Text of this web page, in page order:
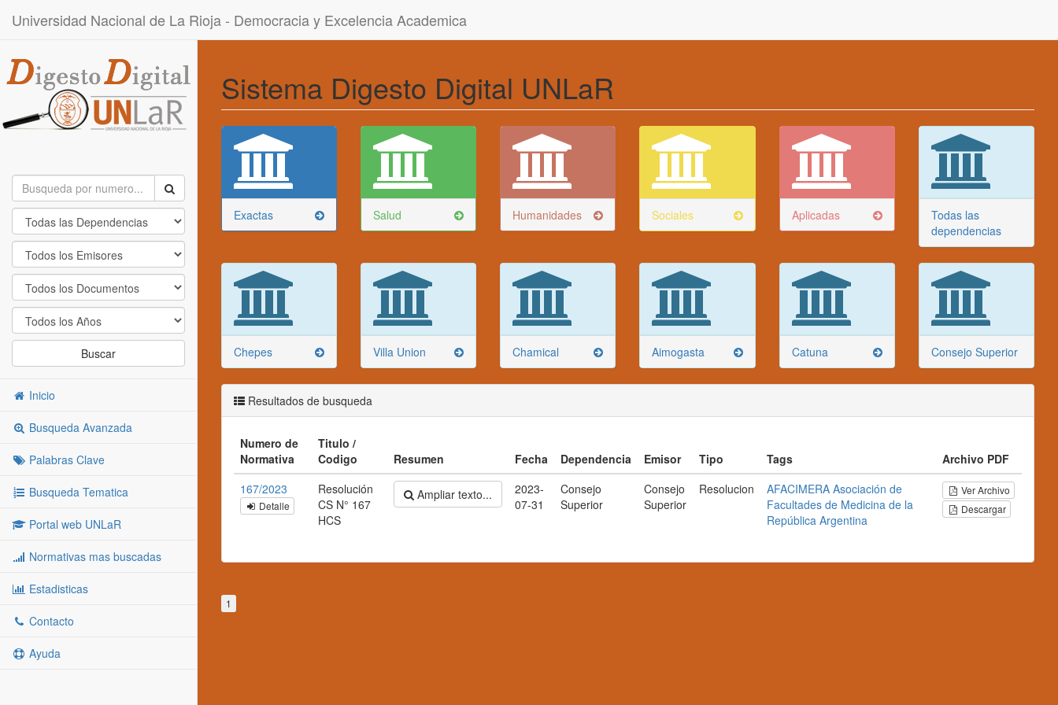
Universidad Nacional de La Rioja - Democracia y Excelencia Academica
Buscar
Inicio
Busqueda Avanzada
Palabras Clave
Busqueda Tematica
Portal web UNLaR
Normativas mas buscadas
Estadisticas
Contacto
Ayuda
Sistema Digesto Digital UNLaR
Exactas Salud Humanidades Sociales Aplicadas
Todas las
dependencias
Chepes Villa Union Chamical Aimogasta Catuna Consejo Superior
Resultados de busqueda
Numero de
Normativa
Titulo /
Codigo
Resumen Fecha Dependencia Emisor Tipo Tags
Archivo PDF
167/2023
Detalle
Resolución
CS N° 167
HCS
Ampliar texto...
2023-
07-31
Consejo
Superior
Consejo
Superior
Resolucion AFACIMERA Asociación de
Facultades de Medicina de la
República Argentina
Ver Archivo
Descargar
1